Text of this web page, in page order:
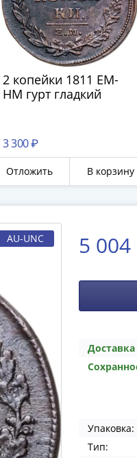
2 копейки 1811 ЕМ-
НМ гурт гладкий
3 300 ₽
Отложить В корзину
AU-UNC 5
Упаковка:
Тип: